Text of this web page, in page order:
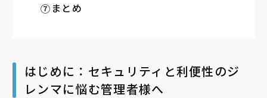
まとめ
はじめに：セキュリティと利便性のジ
レンマに悩む管理者様へ